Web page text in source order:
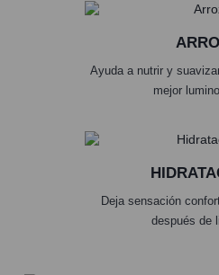
Ayuda a nutrir y
mejor
Deja sensación
después de